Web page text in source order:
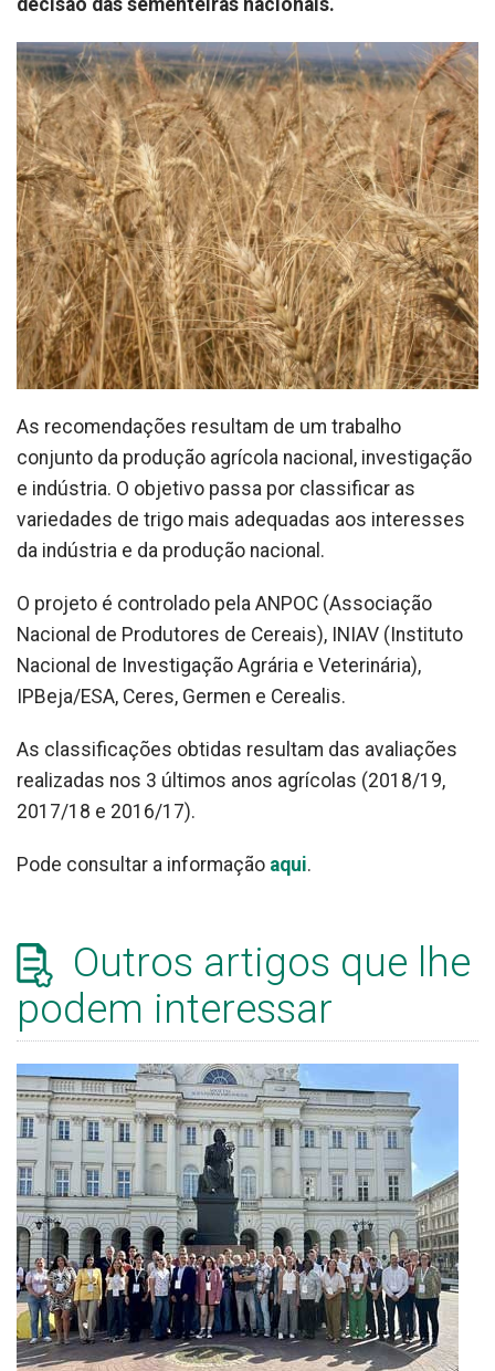
decisão das sementeiras nacionais.
As recomendações resultam de um trabalho
conjunto da produção agrícola nacional, investigação
e indústria. O objetivo passa por classificar as
variedades de trigo mais adequadas aos interesses
da indústria e da produção nacional.
O projeto é controlado pela ANPOC (Associação
Nacional de Produtores de Cereais), INIAV (Instituto
Nacional de Investigação Agrária e Veterinária),
IPBeja/ESA, Ceres, Germen e Cerealis.
As classificações obtidas resultam das avaliações
realizadas nos 3 últimos anos agrícolas (2018/19,
2017/18 e 2016/17).
Pode consultar a informação aqui.
Outros artigos que lhe
podem interessar